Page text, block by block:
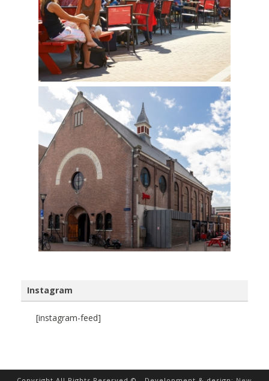
Instagram
[instagram-feed]